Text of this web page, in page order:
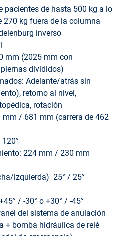
pacientes de hasta 500 kg a lo
270 kg fuera de la columna
inverso
mm (2025 mm con
divididos)
Adelante/atrás sin
retorno al nivel,
rotación
mm / 681 mm (carrera de 462
224 mm / 230 mm
izquierda) 25° / 25°
/ -30° o +30° / -45°
del sistema de anulación
+ bomba hidráulica de relé